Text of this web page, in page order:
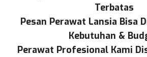
Terbatas
Pesan Perawat Lansia Bisa
Kebutuhan &
Perawat Profesional Kami